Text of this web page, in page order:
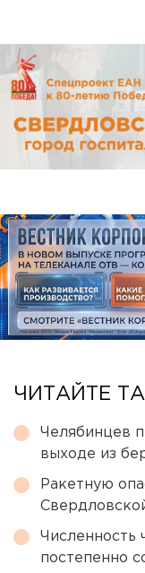
ЧИТАЙТЕ
Челябинцев
выходе из
Ракетную
Численность
постепенно